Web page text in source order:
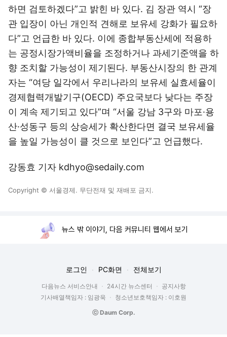
하면 검토하겠다”고 밝힌 바 있다. 김 장관 역시 “장
관 입장이 아닌 개인적 견해로 보유세 강화가 필요하
다”고 언급한 바 있다. 이에 종합부동산세에 적용하
는 공정시장가액비율을 조정하거나 과세기준액을 하
향 조치할 가능성이 제기된다. 부동산시장의 한 관계
자는 “여당 일각에서 우리나라의 보유세 실효세율이
경제협력개발기구(OECD) 주요국보다 낮다는 주장
이 계속 제기되고 있다”며 “서울 강남 3구와 마포·용
산·성동구 등의 상승세가 확산한다면 결국 보유세율
을 높일 가능성이 클 것으로 보인다”고 언급했다.
강동효 기자 kdhyo@sedaily.com
Copyright © 서울경제. 무단전재 및 재배포 금지.
뉴스 밖 이야기, 다음 커뮤니티 웹에서 보기
로그인 PC화면 전체보기
다음뉴스 서비스안내 24시간 뉴스센터
공지사항
기사배열책임자 : 임광욱
청소년보호책임자 : 이호원
ⓒ Daum Corp.